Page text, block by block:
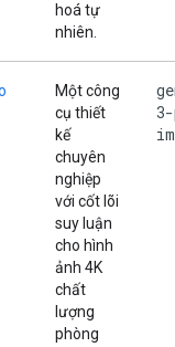
hoá tự
nhiên.
Một công
cụ thiết
kế
chuyên
nghiệp
với cốt lõi
suy luận
cho hình
ảnh 4K
chất
lượng
phòng